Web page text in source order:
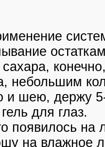
сахара,
небольшим
и шею, держу
для глаз.
появилось
на влажное